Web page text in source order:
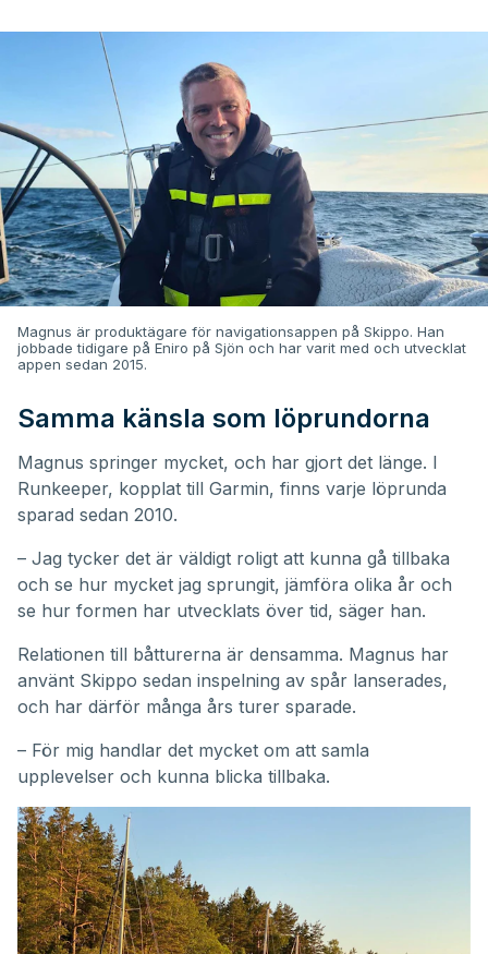
Magnus är produktägare för navigationsappen på Skippo. Han
jobbade tidigare på Eniro på Sjön och har varit med och utvecklat
appen sedan 2015.
Samma känsla som löprundorna
Magnus springer mycket, och har gjort det länge. I
Runkeeper, kopplat till Garmin, finns varje löprunda
sparad sedan 2010.
– Jag tycker det är väldigt roligt att kunna gå tillbaka
och se hur mycket jag sprungit, jämföra olika år och
se hur formen har utvecklats över tid, säger han.
Relationen till båtturerna är densamma. Magnus har
använt Skippo sedan inspelning av spår lanserades,
och har därför många års turer sparade.
– För mig handlar det mycket om att samla
upplevelser och kunna blicka tillbaka.